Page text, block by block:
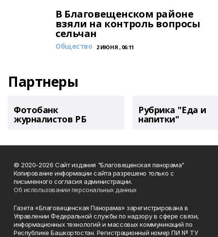
В Благовещенском районе
взяли на контроль вопросы
сельчан
Общество 2 ИЮНЯ , 06:11
Партнеры
Фотобанк
журналистов РБ
Рубрика "Еда и
напитки"
© 2020-2026 Сайт издания "Благовещенская панорама"
Копирование информации сайта разрешено только с
письменного согласия администрации.
Об использовании персональных данных
Газета «Благовещенская Панорама» зарегистрирована в
Управлении Федеральной службы по надзору в сфере связи,
информационных технологий и массовых коммуникаций по
Республике Башкортостан. Регистрационный номер ПИ № ТУ